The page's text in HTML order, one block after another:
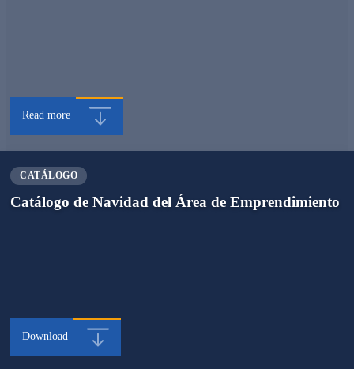
Read more
CATÁLOGO
Catálogo de Navidad del Área de Emprendimiento
Download